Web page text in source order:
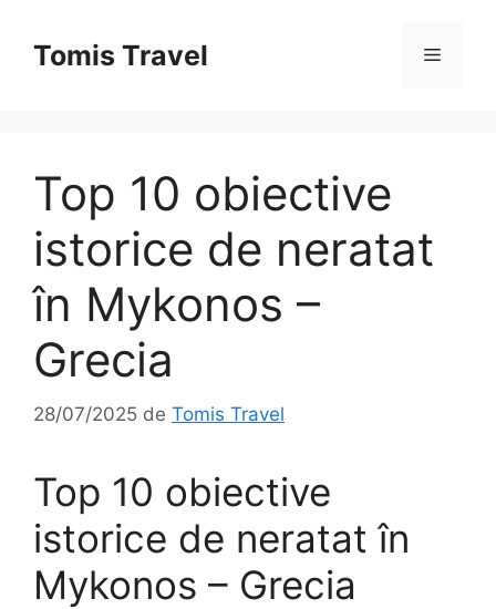
conținutTomis Travel Meniu
Top 10 obiective
istorice de neratat
în Mykonos –
Grecia
28/07/2025 de Tomis Travel
Top 10 obiective
istorice de neratat în
Mykonos – Grecia